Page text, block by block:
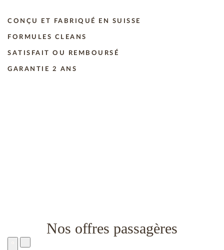
CONÇU ET FABRIQUÉ EN SUISSE
FORMULES CLEANS
SATISFAIT OU REMBOURSÉ
GARANTIE 2 ANS
Nos offres passagères